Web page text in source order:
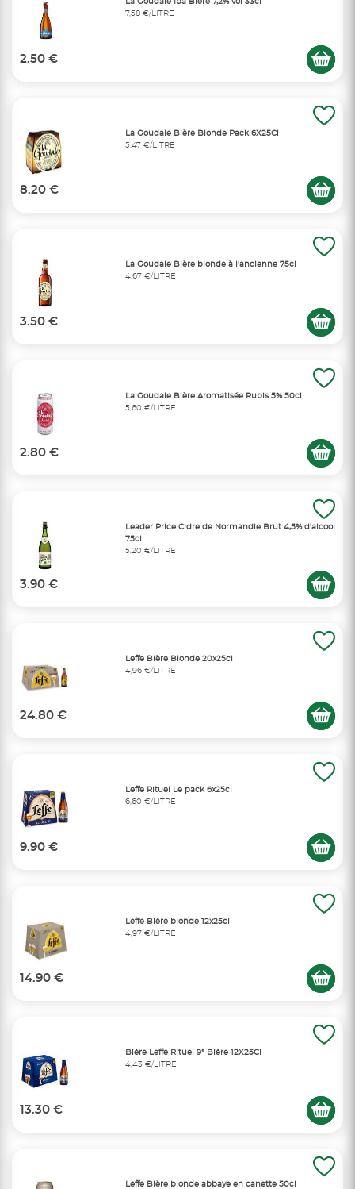
La Goudale Ipa Bière 7,2% vol 33cl
7,58 €/LITRE
2.50 €
La Goudale Bière Blonde Pack 6X25Cl
5,47 €/LITRE
8.20 €
La Goudale Bière blonde à l'ancienne 75cl
4,67 €/LITRE
3.50 €
La Goudale Bière Aromatisée Rubis 5% 50cl
5,60 €/LITRE
2.80 €
Leader Price Cidre de Normandie Brut 4,5% d'alcool
75cl
5,20 €/LITRE
3.90 €
Leffe Bière Blonde 20x25cl
4,96 €/LITRE
24.80 €
Leffe Rituel Le pack 6x25cl
6,60 €/LITRE
9.90 €
Leffe Bière blonde 12x25cl
4,97 €/LITRE
14.90 €
Bière Leffe Rituel 9° Bière 12X25Cl
4,43 €/LITRE
13.30 €
Leffe Bière blonde abbaye en canette 50cl